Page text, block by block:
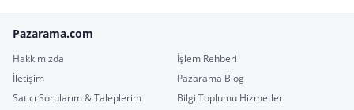
Pazarama.com
Hakkımızda
İşlem Rehberi
İletişim
Pazarama Blog
Satıcı Sorularım & Taleplerim
Bilgi Toplumu Hizmetleri